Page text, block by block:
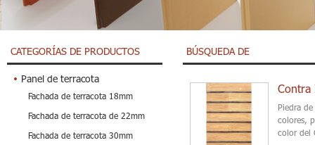
CATEGORÍAS DE PRODUCTOS
Panel de terracota
Fachada de terracota 18mm
Fachada de terracota de 22mm
Fachada de terracota 30mm
BÚSQUEDA DE
Contra
Piedra
colores,
color del